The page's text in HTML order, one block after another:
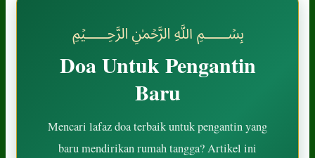
﷽
Doa Untuk Pengantin
Baru
Mencari lafaz doa terbaik untuk pengantin yang
baru mendirikan rumah tangga? Artikel ini